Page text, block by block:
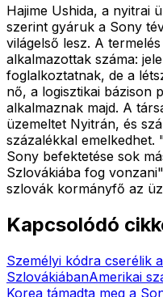
Hajime Ushida, a nyitrai
szerint gyáruk a Sony
világelső lesz. A
alkalmazottak száma:
foglalkoztatnak, de a
nő, a logisztikai bázison
alkalmaznak majd. A
üzemeltet Nyitrán, és
százalékkal emelkedhet.
Sony befektetése sok
Szlovákiába fog
szlovák kormányfő az
Kapcsolódó
Személyi kódra cserélik
SzlovákiábanAmerikai
Korea támadta meg a